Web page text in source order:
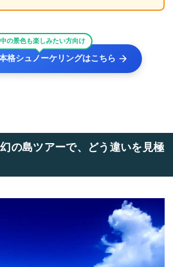
の景色も楽しみたい方向け
格シュノーケリングはこちら
の島ツアーで、どう違いを見極